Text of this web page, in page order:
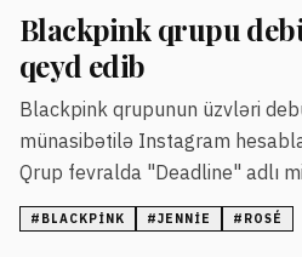
Blackpink qrupu
qeyd edib
Blackpink qrupunun üzvləri
münasibətilə Instagram
Qrup fevralda "Deadline" adlı
# BLACKPINK #JENNIE # ROSÉ